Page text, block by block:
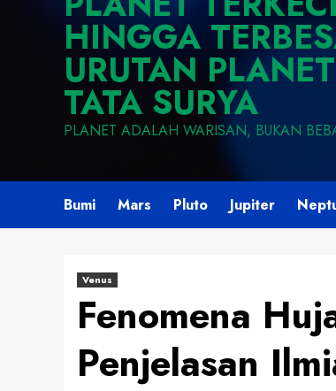
HINGGA
URUTAN PLANET
TATA SURYA
PLANET ADALAH WARISAN, BUKAN
Bumi Mars Pluto Jupiter
Venus
Fenomena
Penjelasan